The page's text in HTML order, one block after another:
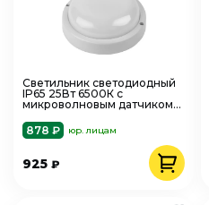
Светильник светодиодный
IP65 25Вт 6500К с
микроволновым датчиком
Wolta
878 ₽ юр. лицам
925 ₽